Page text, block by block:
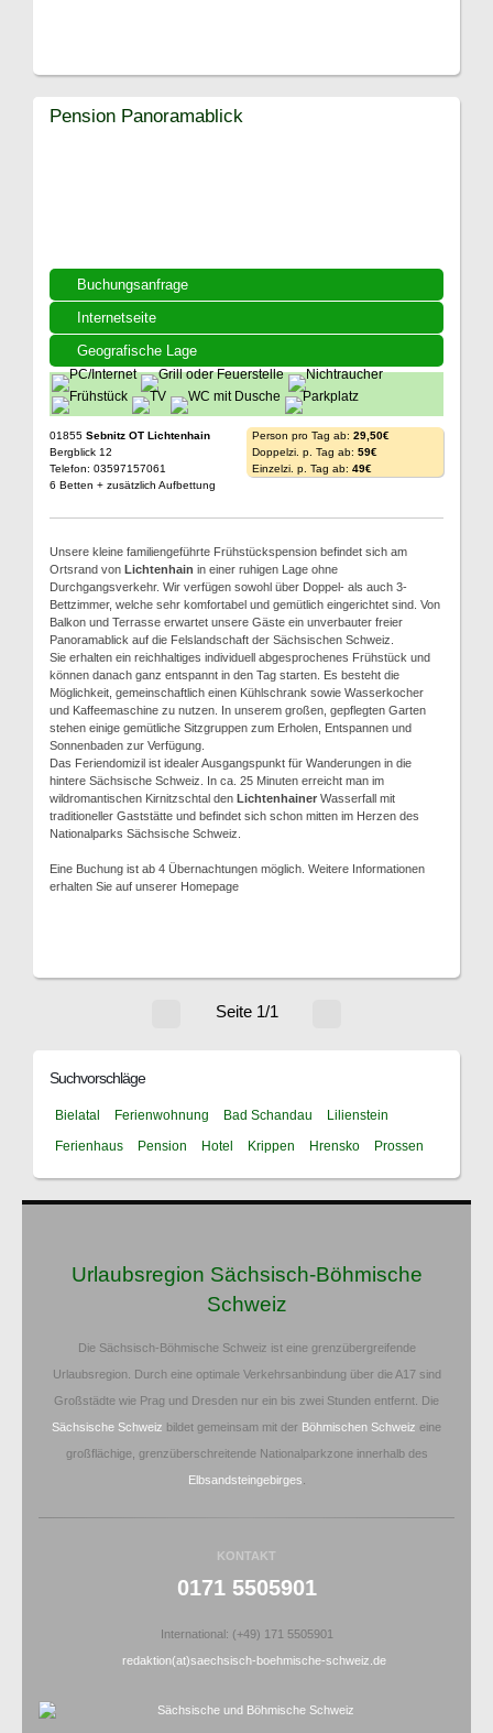
Buchungsanfrage
Internetseite
Geografische Lage
Pension Panoramablick
01855 Sebnitz OT Lichtenhain
Bergblick 12
Telefon: 03597157061
6 Betten + zusätzlich Aufbettung
Person pro Tag ab: 29,50€
Doppelzi. p. Tag ab: 59€
Einzelzi. p. Tag ab: 49€
Unsere kleine familiengeführte Frühstückspension befindet sich am
Ortsrand von Lichtenhain in einer ruhigen Lage ohne
Durchgangsverkehr. Wir verfügen sowohl über Doppel- als auch 3-
Bettzimmer, welche sehr komfortabel und gemütlich eingerichtet sind. Von
Balkon und Terrasse erwartet unsere Gäste ein unverbauter freier
Panoramablick auf die Felslandschaft der Sächsischen Schweiz.
Sie erhalten ein reichhaltiges individuell abgesprochenes Frühstück und
können danach ganz entspannt in den Tag starten. Es besteht die
Möglichkeit, gemeinschaftlich einen Kühlschrank sowie Wasserkocher
und Kaffeemaschine zu nutzen. In unserem großen, gepflegten Garten
stehen einige gemütliche Sitzgruppen zum Erholen, Entspannen und
Sonnenbaden zur Verfügung.
Das Feriendomizil ist idealer Ausgangspunkt für Wanderungen in die
hintere Sächsische Schweiz. In ca. 25 Minuten erreicht man im
wildromantischen Kirnitzschtal den Lichtenhainer Wasserfall mit
traditioneller Gaststätte und befindet sich schon mitten im Herzen des
Nationalparks Sächsische Schweiz.
Eine Buchung ist ab 4 Übernachtungen möglich. Weitere Informationen
erhalten Sie auf unserer Homepage
Seite 1/1
Suchvorschläge
Bielatal Ferienwohnung Bad Schandau
Lilienstein
Ferienhaus
Pension Hotel Krippen Hrensko Prossen
Urlaubsregion Sächsisch-Böhmische
Schweiz
Die Sächsisch-Böhmische Schweiz ist eine grenzübergreifende
Urlaubsregion. Durch eine optimale Verkehrsanbindung über die A17 sind
Großstädte wie Prag und Dresden nur ein bis zwei Stunden entfernt. Die
Sächsische Schweiz bildet gemeinsam mit der Böhmischen Schweiz eine
großflächige, grenzüberschreitende Nationalparkzone innerhalb des
Elbsandsteingebirges
KONTAKT
0171 5505901
International: (+49) 171 5505901
redaktion(at)saechsisch-boehmische-schweiz.de